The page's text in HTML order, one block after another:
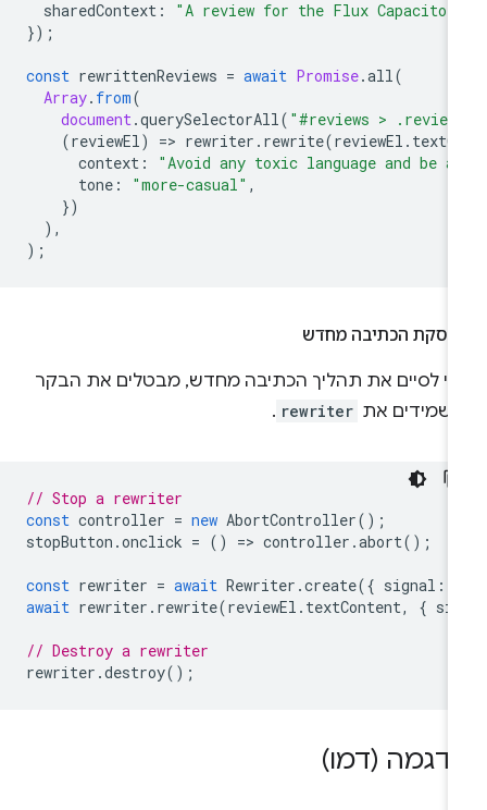
sharedContext: "A review for the Flux Capacitor
const rewrittenReviews = await Promise.all
Array.from
document.querySelectorAll("#reviews >
(reviewEl) => rewriter.rewrite(reviewEl.
context: "Avoid any toxic language and be
tone: "more-casual"
הכתיבה מחדש
לסיים את תהליך הכתיבה מחדש, מבטלים את הבקר
את rewriter
.
// Stop a rewriter
const controller = new AbortController
stopButton.onclick = () => controller.abort
const rewriter = await Rewriter.create ({ signal
await rewriter.rewrite(reviewEl.textContent {
// Destroy a rewriter
rewriter.destroy
(דמו)